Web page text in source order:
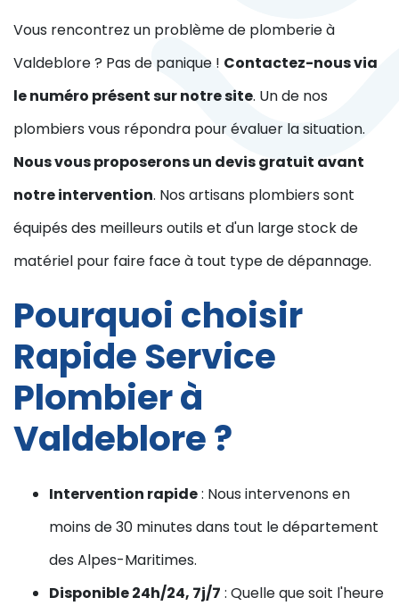
Vous rencontrez un problème de plomberie à
Valdeblore ? Pas de panique ! Contactez-nous via
le numéro présent sur notre site. Un de nos
plombiers vous répondra pour évaluer la situation.
Nous vous proposerons un devis gratuit avant
notre intervention. Nos artisans plombiers sont
équipés des meilleurs outils et d'un large stock de
matériel pour faire face à tout type de dépannage.
Pourquoi choisir
Rapide Service
Plombier à
Valdeblore ?
Intervention rapide: Nous intervenons en
moins de 30 minutes dans tout le département
des Alpes-Maritimes.
Disponible 24h/24, 7j/7 : Quelle que soit l'heure